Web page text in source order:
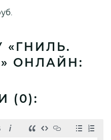
«ГНИЛЬ.
ОНЛАЙН:
(0):